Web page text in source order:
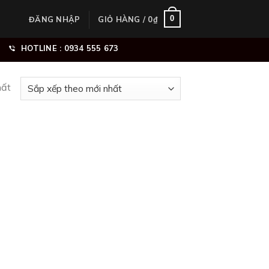
ĐĂNG NHẬP GIỎ HÀNG / 0₫ 0
HOTLINE : 0934 555 673